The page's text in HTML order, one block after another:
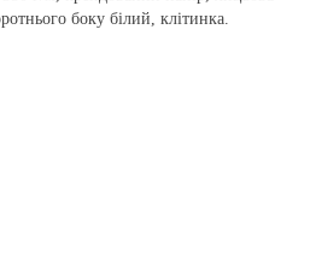
боку білий, клітинка.